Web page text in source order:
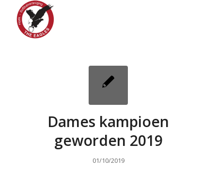
Dames kampioen
geworden 2019
01/10/2019